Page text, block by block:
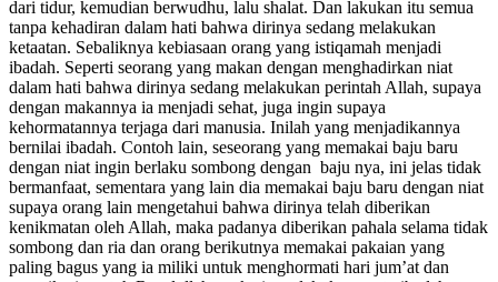
orang lalai akan menjadi adat saja, seperti seseorang yang bangun
dari tidur, kemudian berwudhu, lalu shalat. Dan lakukan itu semua
tanpa kehadiran dalam hati bahwa dirinya sedang melakukan
ketaatan. Sebaliknya kebiasaan orang yang istiqamah menjadi
ibadah. Seperti seorang yang makan dengan menghadirkan niat
dalam hati bahwa dirinya sedang melakukan perintah Allah, supaya
dengan makannya ia menjadi sehat, juga ingin supaya
kehormatannya terjaga dari manusia. Inilah yang menjadikannya
bernilai ibadah. Contoh lain, seseorang yang memakai baju baru
dengan niat ingin berlaku sombong dengan baju nya, ini jelas tidak
bermanfaat, sementara yang lain dia memakai baju baru dengan niat
supaya orang lain mengetahui bahwa dirinya telah diberikan
kenikmatan oleh Allah, maka padanya diberikan pahala selama tidak
sombong dan ria dan orang berikutnya memakai pakaian yang